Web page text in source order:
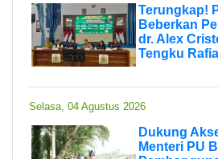
Terungkap!
Beberkan
dr. Alex
Tengku
Selasa, 04 Agustus 2026
Dukung
Menteri PU